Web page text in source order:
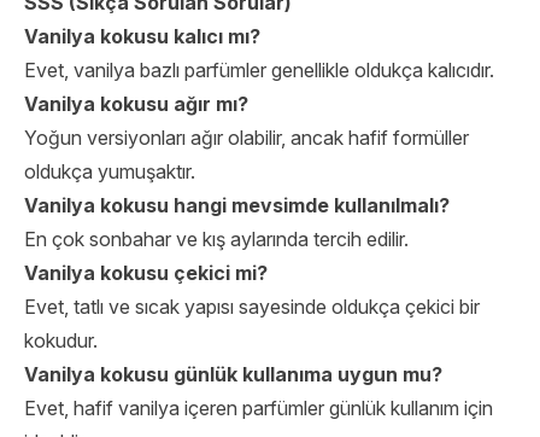
Vanilya kokusu kalıcı mı?
Evet, vanilya bazlı parfümler genellikle oldukça kalıcıdır.
Vanilya kokusu ağır mı?
Yoğun versiyonları ağır olabilir, ancak hafif formüller
oldukça yumuşaktır.
Vanilya kokusu hangi mevsimde kullanılmalı?
En çok sonbahar ve kış aylarında tercih edilir.
Vanilya kokusu çekici mi?
Evet, tatlı ve sıcak yapısı sayesinde oldukça çekici bir
kokudur.
Vanilya kokusu günlük kullanıma uygun mu?
Evet, hafif vanilya içeren parfümler günlük kullanım için